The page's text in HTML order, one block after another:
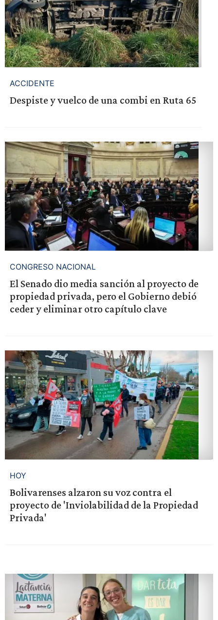
ACCIDENTE
Despiste y vuelco de una combi en Ruta 65
CONGRESO NACIONAL
El Senado dio media sanción al proyecto de
propiedad privada, pero el Gobierno debió
ceder y eliminar otro capítulo clave
HOY
Bolivarenses alzaron su voz contra el
proyecto de 'Inviolabilidad de la Propiedad
Privada'